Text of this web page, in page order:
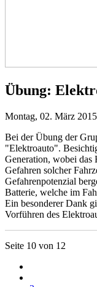
Übung:
Montag, 02. März 2015
Bei der Übung der
"Elektroauto".
Generation, wobei das
Gefahren solcher
Gefahrenpotenzial
Batterie, welche im
Ein besonderer Dank
Vorführen des
Seite 10 von 12